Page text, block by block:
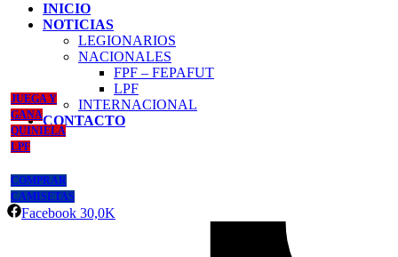
INICIO
NOTICIAS
LEGIONARIOS
NACIONALES
FPF – FEPAFUT
LPF
INTERNACIONAL
CONTACTO
JUEGA Y
GANA
QUINIELA
LPF
COMPRAR
CAMISETAS
Facebook 30,0K